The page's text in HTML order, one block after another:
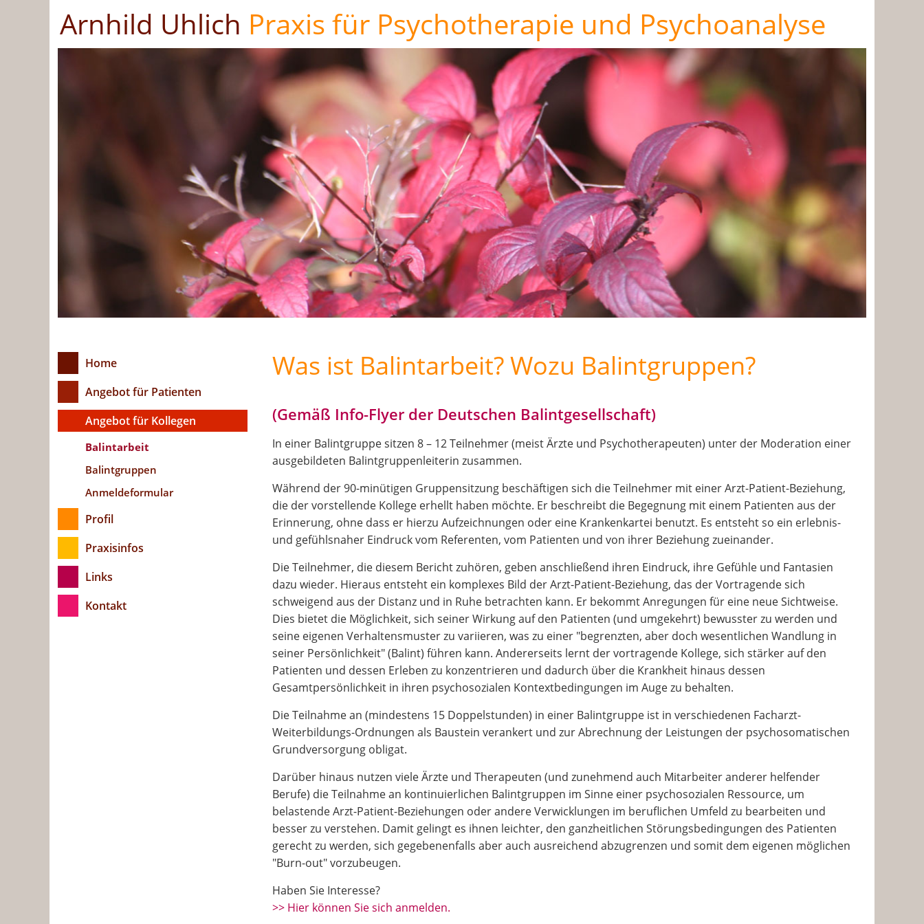
Arnhild Uhlich Praxis für Psychotherapie und Psychoanalyse
Home
Angebot für Patienten
Angebot für Kollegen
Balintarbeit
Balintgruppen
Anmeldeformular
Profil
Praxisinfos
Links
Kontakt
Was ist Balintarbeit? Wozu Balintgruppen?
(Gemäß Info-Flyer der Deutschen Balintgesellschaft)
In einer Balintgruppe sitzen 8 – 12 Teilnehmer (meist Ärzte und Psychotherapeuten) unter der Moderation einer
ausgebildeten Balintgruppenleiterin zusammen.
Während der 90-minütigen Gruppensitzung beschäftigen sich die Teilnehmer mit einer Arzt-Patient-Beziehung,
die der vorstellende Kollege erhellt haben möchte. Er beschreibt die Begegnung mit einem Patienten aus der
Erinnerung, ohne dass er hierzu Aufzeichnungen oder eine Krankenkartei benutzt. Es entsteht so ein erlebnis-
und gefühlsnaher Eindruck vom Referenten, vom Patienten und von ihrer Beziehung zueinander.
Die Teilnehmer, die diesem Bericht zuhören, geben anschließend ihren Eindruck, ihre Gefühle und Fantasien
dazu wieder. Hieraus entsteht ein komplexes Bild der Arzt-Patient-Beziehung, das der Vortragende sich
schweigend aus der Distanz und in Ruhe betrachten kann. Er bekommt Anregungen für eine neue Sichtweise.
Dies bietet die Möglichkeit, sich seiner Wirkung auf den Patienten (und umgekehrt) bewusster zu werden und
seine eigenen Verhaltensmuster zu variieren, was zu einer "begrenzten, aber doch wesentlichen Wandlung in
seiner Persönlichkeit" (Balint) führen kann. Andererseits lernt der vortragende Kollege, sich stärker auf den
Patienten und dessen Erleben zu konzentrieren und dadurch über die Krankheit hinaus dessen
Gesamtpersönlichkeit in ihren psychosozialen Kontextbedingungen im Auge zu behalten.
Die Teilnahme an (mindestens 15 Doppelstunden) in einer Balintgruppe ist in verschiedenen Facharzt-
Weiterbildungs-Ordnungen als Baustein verankert und zur Abrechnung der Leistungen der psychosomatischen
Grundversorgung obligat.
Darüber hinaus nutzen viele Ärzte und Therapeuten (und zunehmend auch Mitarbeiter anderer helfender
Berufe) die Teilnahme an kontinuierlichen Balintgruppen im Sinne einer psychosozialen Ressource, um
belastende Arzt-Patient-Beziehungen oder andere Verwicklungen im beruflichen Umfeld zu bearbeiten und
besser zu verstehen. Damit gelingt es ihnen leichter, den ganzheitlichen Störungsbedingungen des Patienten
gerecht zu werden, sich gegebenenfalls aber auch ausreichend abzugrenzen und somit dem eigenen möglichen
"Burn-out" vorzubeugen.
Haben Sie Interesse?
>> Hier können Sie sich anmelden.